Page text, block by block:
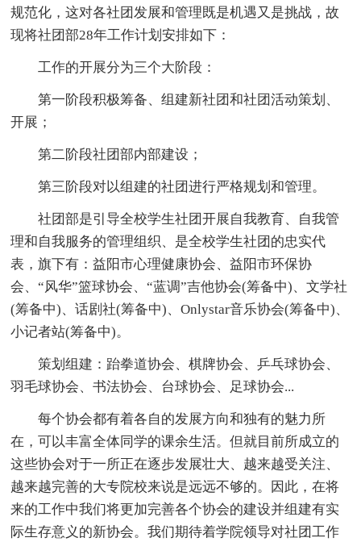
规范化，这对各社团发展和管理既是机遇又是挑战，故
现将社团部28年工作计划安排如下：
工作的开展分为三个大阶段：
第一阶段积极筹备、组建新社团和社团活动策划、
开展；
第二阶段社团部内部建设；
第三阶段对以组建的社团进行严格规划和管理。
社团部是引导全校学生社团开展自我教育、自我管
理和自我服务的管理组织、是全校学生社团的忠实代
表，旗下有：益阳市心理健康协会、益阳市环保协
会、“风华”篮球协会、“蓝调”吉他协会(筹备中)、文学社
(筹备中)、话剧社(筹备中)、Onlystar音乐协会(筹备中)、
小记者站(筹备中)。
策划组建：跆拳道协会、棋牌协会、乒乓球协会、
羽毛球协会、书法协会、台球协会、足球协会...
每个协会都有着各自的发展方向和独有的魅力所
在，可以丰富全体同学的课余生活。但就目前所成立的
这些协会对于一所正在逐步发展壮大、越来越受关注、
越来越完善的大专院校来说是远远不够的。因此，在将
来的工作中我们将更加完善各个协会的建设并组建有实
际生存意义的新协会。我们期待着学院领导对社团工作